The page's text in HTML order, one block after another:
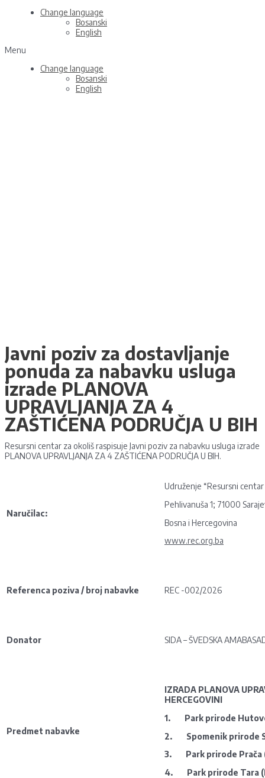
Change language
Bosanski
English
Menu
Change language
Bosanski
English
Javni poziv za dostavljanje
ponuda za nabavku usluga
izrade PLANOVA
UPRAVLJANJA ZA 4
ZAŠTIĆENA PODRUČJA U BIH
Resursni centar za okoliš raspisuje Javni poziv za nabavku usluga izrade
PLANOVA UPRAVLJANJA ZA 4 ZAŠTIĆENA PODRUČJA U BIH.
Naručilac:
Udruženje “Resursni centar
Pehlivanuša 1; 71000
Bosna i Hercegovina
www.rec.org.ba
Referenca poziva / broj nabavke REC -002/2026
Donator SIDA – ŠVEDSKA
Predmet nabavke
IZRADA PLANOVA
HERCEGOVINI
1. Park prirode
2. Spomenik prirode
3. Park prirode Prača
4. Park prirode Tara